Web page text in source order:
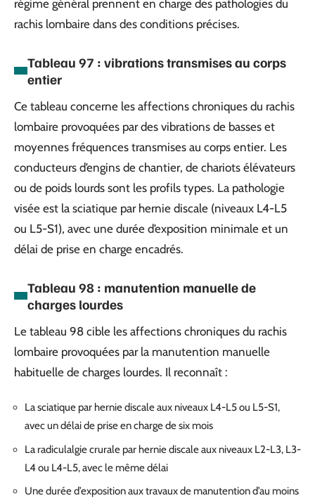
régime général prennent en charge des pathologies du
rachis lombaire dans des conditions précises.
Tableau 97 : vibrations transmises au corps
entier
Ce tableau concerne les affections chroniques du rachis
lombaire provoquées par des vibrations de basses et
moyennes fréquences transmises au corps entier. Les
conducteurs d’engins de chantier, de chariots élévateurs
ou de poids lourds sont les profils types. La pathologie
visée est la sciatique par hernie discale (niveaux L4-L5
ou L5-S1), avec une durée d’exposition minimale et un
délai de prise en charge encadrés.
Tableau 98 : manutention manuelle de
charges lourdes
Le tableau 98 cible les affections chroniques du rachis
lombaire provoquées par la manutention manuelle
habituelle de charges lourdes. Il reconnaît :
La sciatique par hernie discale aux niveaux L4-L5 ou L5-S1,
avec un délai de prise en charge de six mois
La radiculalgie crurale par hernie discale aux niveaux L2-L3, L3-
L4 ou L4-L5, avec le même délai
Une durée d’exposition aux travaux de manutention d’au moins